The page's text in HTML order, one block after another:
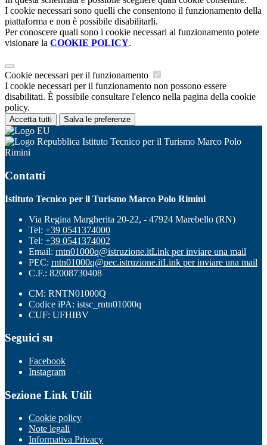
I cookie necessari sono quelli che consentono il funzionamento della
piattaforma e non è possibile disabilitarli.
Per conoscere quali sono i cookie necessari al funzionamento potete
visionare la COOKIE POLICY.
Cookie necessari per il funzionamento
I cookie necessari per il funzionamento non possono essere
disabilitati. È possibile consultare l'elenco nella pagina della cookie
policy.
Accetta tutti Salva le preferenze
Istituto Tecnico per il Turismo Marco Polo
Rimini
Contatti
Istituto Tecnico per il Turismo Marco Polo Rimini
Via Regina Margherita 20-22, - 47924 Marebello (RN)
Tel: +39 0541374000
Tel: +39 0541374002
Email: rntn01000q@istruzione.itLink per inviare una mail
PEC: rntn01000q@pec.istruzione.itLink per inviare una mail
C.F.: 82008730408
CM: RNTN01000Q
Codice iPA: istsc_rntn01000q
CUF: UFHIBV
Seguici su
Facebook
Instagram
Sezione Link Utili
Cookie policy
Note legali
Informativa Privacy